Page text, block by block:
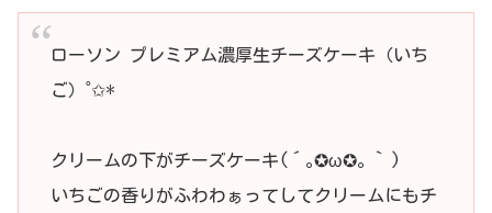
ローソン プレミアム濃厚生チーズケーキ（いち
ご）˚✩*
クリームの下がチーズケーキ(´｡✪ω✪｡ ` )
いちごの香りがふわわぁってしてクリームにもチ